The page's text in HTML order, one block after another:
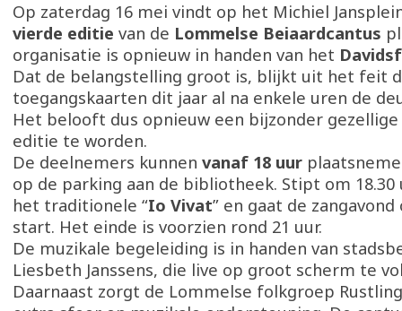
Op zaterdag 16 mei vindt op het Michiel
vierde editie van de Lommelse Beiaardcantus
organisatie is opnieuw in handen van het
Dat de belangstelling groot is, blijkt uit het feit
toegangskaarten dit jaar al na enkele uren de
Het belooft dus opnieuw een bijzonder gezellige
editie te worden.
De deelnemers kunnen vanaf 18 uur
op de parking aan de bibliotheek. Stipt om
het traditionele “Io Vivat” en gaat de
start. Het einde is voorzien rond 21 uur.
De muzikale begeleiding is in handen van
Liesbeth Janssens, die live op groot scherm te
Daarnaast zorgt de Lommelse folkgroep